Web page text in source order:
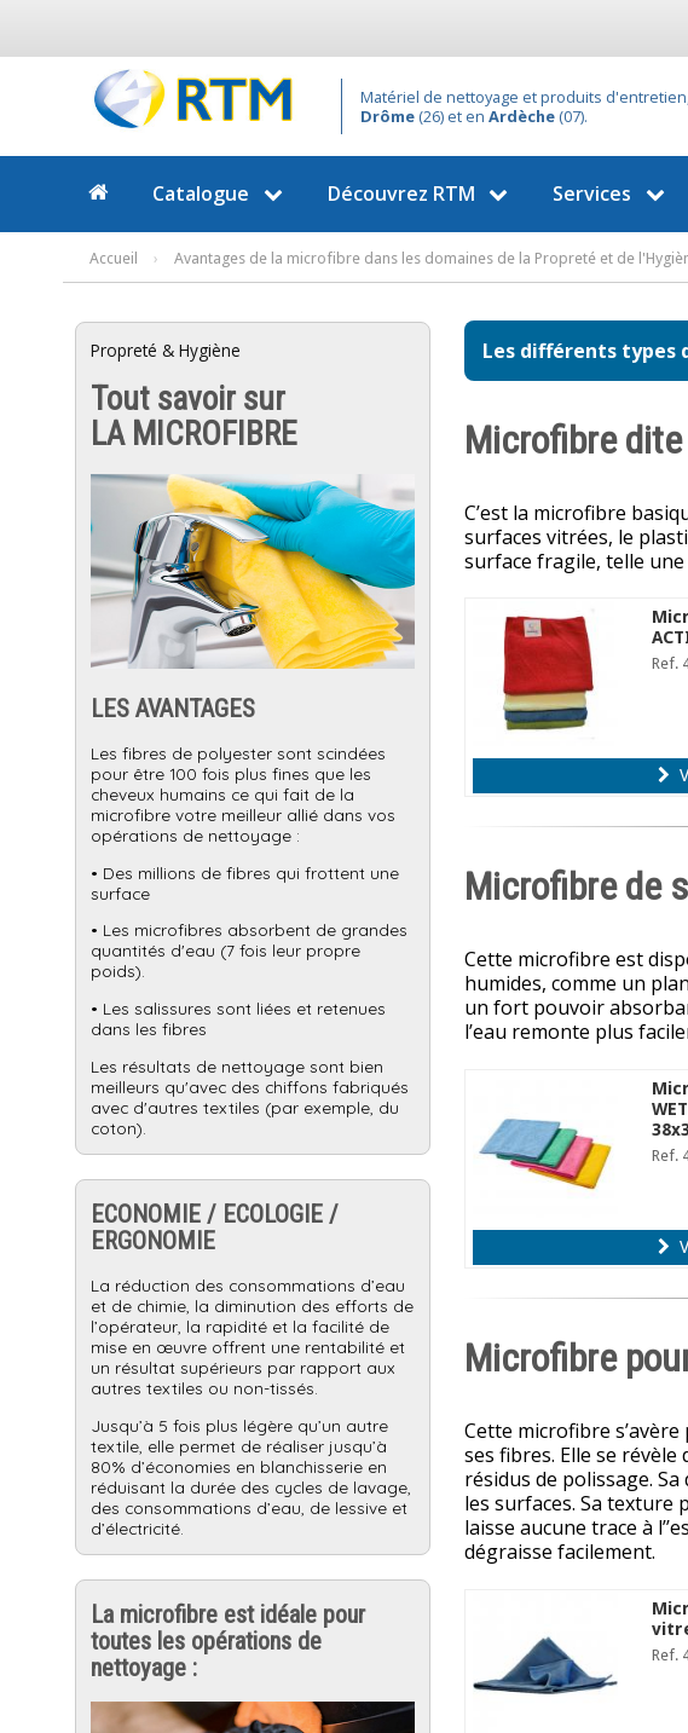
Matériel de nettoyage et produits
Drôme (26) et en Ardèche (07).
Catalogue Découvrez RTM Services
Accueil › Avantages de la microfibre dans les domaines de la Propreté et de
Propreté & Hygiène
Tout savoir sur
LA MICROFIBRE
LES AVANTAGES
Les fibres de polyester sont scindées
pour être 100 fois plus fines que les
cheveux humains ce qui fait de la
microfibre votre meilleur allié dans vos
opérations de nettoyage :
• Des millions de fibres qui frottent une
surface
• Les microfibres absorbent de grandes
quantités d'eau (7 fois leur propre
poids).
• Les salissures sont liées et retenues
dans les fibres
Les résultats de nettoyage sont bien
meilleurs qu'avec des chiffons fabriqués
avec d'autres textiles (par exemple, du
coton).
ECONOMIE / ECOLOGIE /
ERGONOMIE
La réduction des consommations d’eau
et de chimie, la diminution des efforts de
l’opérateur, la rapidité et la facilité de
mise en œuvre offrent une rentabilité et
un résultat supérieurs par rapport aux
autres textiles ou non-tissés.
Jusqu’à 5 fois plus légère qu’un autre
textile, elle permet de réaliser jusqu’à
80% d’économies en blanchisserie en
réduisant la durée des cycles de lavage,
des consommations d’eau, de lessive et
d’électricité.
La microfibre est idéale pour
toutes les opérations de
nettoyage :
Les différents types
Microfibre dite
C’est la microfibre
surfaces vitrées, le
surface fragile, telle
Ref.
Microfibre de
Cette microfibre est
humides, comme un
un fort pouvoir
l’eau remonte plus
Ref.
Microfibre
Cette microfibre
ses fibres. Elle se
résidus de polissage.
les surfaces. Sa texture
laisse aucune trace à
dégraisse facilement.
Ref.